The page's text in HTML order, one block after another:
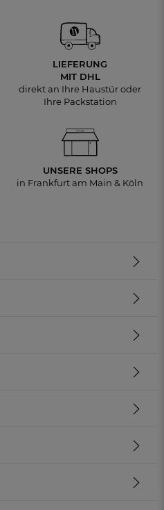
LIEFERUNG
MIT DHL
direkt an Ihre Haustür oder
Ihre Packstation
UNSERE SHOPS
in Frankfurt am Main & Köln